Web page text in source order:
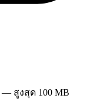
— สูงสุด 100 MB